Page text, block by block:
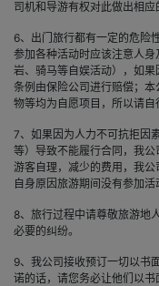
司机和导游有权对此做出相应
6、出门旅行都有一定的危险
参加各种活动时应该注意人
岩、骑马等自娱活动），如
条例由保险公司进行赔偿；
物等均为自愿项目，所以请自
7、如果因为人力不可抗拒因
等）导致不能履行合同，我
游客自理，减少的费用，我
自身原因旅游期间没有参加
8、旅行过程中请尊敬旅游地
必要的纠纷。
9、我公司接收预订一切以书
诺的话，请您务必让他们以